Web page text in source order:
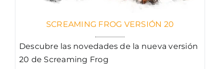
SCREAMING FROG VERSIÓN 20
Descubre las novedades de la nueva versión
20 de Screaming Frog